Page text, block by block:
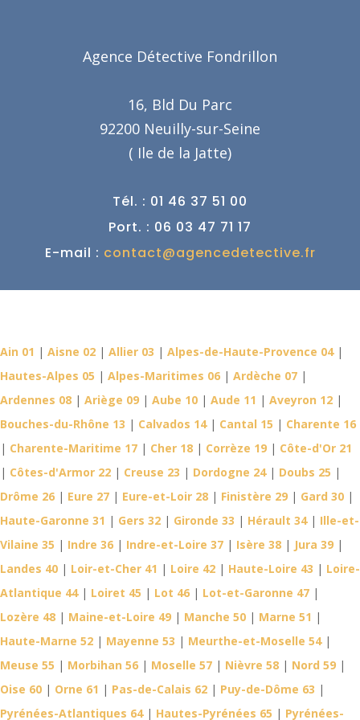
Agence Détective Fondrillon
16, Bld Du Parc
92200 Neuilly-sur-Seine
( Ile de la Jatte)
Tél. : 01 46 37 51 00
Port. : 06 03 47 71 17
E-mail : contact@agencedetective.fr
Ain 01 | Aisne 02 | Allier 03 | Alpes-de-Haute-Provence 04|
Hautes-Alpes 05 | Alpes-Maritimes 06 | Ardèche 07 |
Ardennes 08 | Ariège 09 | Aube 10 | Aude 11 | Aveyron 12 |
Bouches-du-Rhône 13 | Calvados 14| Cantal 15 | Charente 16
| Charente-Maritime 17 | Cher 18 | Corrèze 19 | Côte-d'Or 21
| Côtes-d'Armor 22 | Creuse 23 | Dordogne 24| Doubs 25 |
Drôme 26 | Eure 27 | Eure-et-Loir 28 | Finistère 29 | Gard 30 |
Haute-Garonne 31 | Gers 32 | Gironde 33 | Hérault 34| Ille-et-
Vilaine 35 | Indre 36 | Indre-et-Loire 37 | Isère 38 | Jura 39 |
Landes 40 | Loir-et-Cher 41 | Loire 42 | Haute-Loire 43 | Loire-
Atlantique 44| Loiret 45 | Lot 46 | Lot-et-Garonne 47 |
Lozère 48 | Maine-et-Loire 49 | Manche 50 | Marne 51 |
Haute-Marne 52 | Mayenne 53 | Meurthe-et-Moselle 54|
Meuse 55 | Morbihan 56 | Moselle 57 | Nièvre 58 | Nord 59 |
Oise 60 | Orne 61 | Pas-de-Calais 62 | Puy-de-Dôme 63 |
Pyrénées-Atlantiques 64| Hautes-Pyrénées 65 | Pyrénées-